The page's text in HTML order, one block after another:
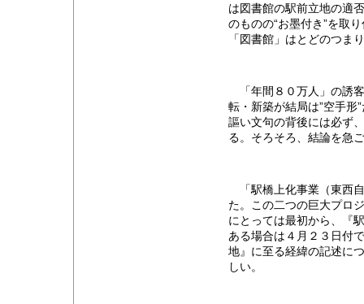
は図書館の駅前立地の適
のものの“お墨付き”を取
「図書館」はとどのつま
「年間８０万人」の誘
転・新築が結局は”空手形
謳い文句の背後には必ず
る。そろそろ、結論を急
「駅橋上化事業（東西
た。この二つの巨大プロ
にとっては最初から、『
ある場合は４月２３日付
地』に至る経緯の記述に
しい。